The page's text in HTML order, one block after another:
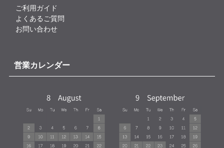
ご利用ガイド
よくあるご質問
お問い合わせ
営業カレンダー